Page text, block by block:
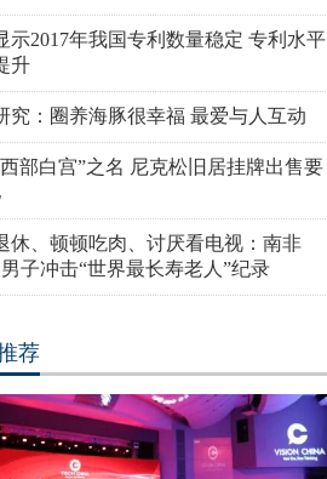
示2017年我国专利数量稳定 专利水平
升
究：圈养海豚很幸福 最爱与人互动
部白宫”之名 尼克松旧居挂牌出售要
休、顿顿吃肉、讨厌看电视：南非
子冲击“世界最长寿老人”纪录
荐